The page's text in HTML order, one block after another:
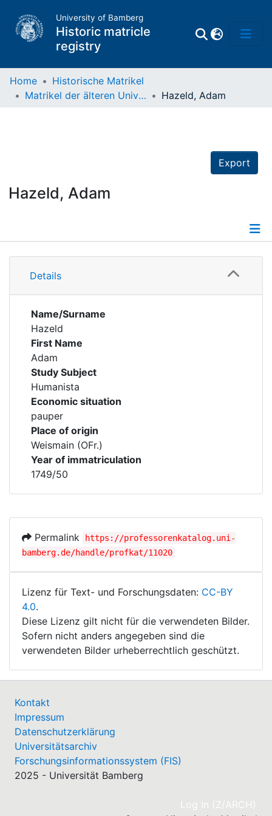
University of Bamberg
Historic matricle
registry
Home
Historische Matrikel
Matrikel der älteren Universität
Hazeld, Adam
Export
Hazeld, Adam
Details
Details
Name/Surname
Hazeld
First Name
Adam
Study Subject
Humanista
Economic situation
pauper
Place of origin
Weismain (OFr.)
Year of immatriculation
1749/50
Permalink
https://professorenkatalog.uni-
bamberg.de/handle/profkat/11020
Lizenz für Text- und Forschungsdaten: CC-BY
4.0.
Diese Lizenz gilt nicht für die verwendeten Bilder.
Sofern nicht anders angegeben sind die
verwendeten Bilder urheberrechtlich geschützt.
Kontakt
Impressum
Datenschutzerklärung
Universitätsarchiv
Forschungsinformationssystem (FIS)
2025 - Universität Bamberg
Log In (Z/ARCH)